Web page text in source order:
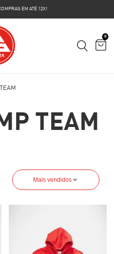
EM ATÉ 12X!
0
TEAM
Mais vendidos